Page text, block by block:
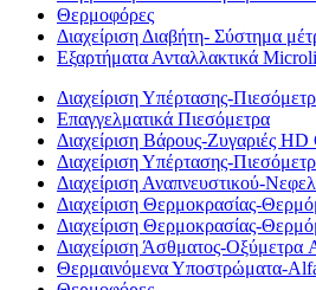
Θερμοφόρες
Διαχείριση Διαβήτη- Σύστημα
Εξαρτήματα Ανταλλακτικά
Διαχείριση Υπέρτασης-
Επαγγελματικά Πιεσόμετρα
Διαχείριση Βάρους-Ζυγαριές HD
Διαχείριση Υπέρτασης-
Διαχείριση Αναπνευστικού-
Διαχείριση Θερμοκρασίας-
Διαχείριση Θερμοκρασίας-
Διαχείριση Άσθματος-Οξύμετρα
Θερμαινόμενα Υποστρώματα-